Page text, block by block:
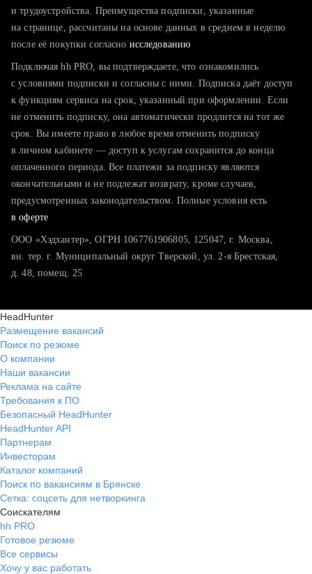
тратите много времени на поиск и вручную поднимаете
хотите сравнить себя с конкурентами и оценить шансы
и трудоустройства. Преимущества подписки, указанные
на странице, рассчитаны на основе данных в среднем в неделю
после её покупки согласно исследованию
Подключая hh PRO, вы подтверждаете, что ознакомились
с условиями подписки и согласны с ними. Подписка даёт доступ
к функциям сервиса на срок, указанный при оформлении. Если
не отменить подписку, она автоматически продлится на тот же
срок. Вы имеете право в любое время отменить подписку
в личном кабинете — доступ к услугам сохранится до конца
оплаченного периода. Все платежи за подписку являются
окончательными и не подлежат возврату, кроме случаев,
предусмотренных законодательством. Полные условия есть
в оферте
ООО «Хэдхантер», ОГРН 1067761906805, 125047, г. Москва,
вн. тер. г. Муниципальный округ Тверской, ул. 2-я Брестская,
д. 48, помещ. 25
HeadHunter
Размещение вакансий
Поиск по резюме
О компании
Наши вакансии
Реклама на сайте
Требования к ПО
Безопасный HeadHunter
HeadHunter API
Партнерам
Инвесторам
Каталог компаний
Поиск по вакансиям в Брянске
Сетка: соцсеть для нетворкинга
Соискателям
hh PRO
Готовое резюме
Все сервисы
Хочу у вас работать